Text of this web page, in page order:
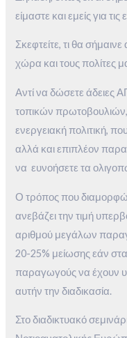
είμαστε και εμείς για
Σκεφτείτε, τι θα
χώρα και τους πολίτες
Αντί να δώσετε άδειες
τοπικών
ενεργειακή πολιτική,
αλλά και επιπλέον
να ευνοήσετε τα
Ο τρόπος που
ανεβάζει την τιμή
αριθμού μεγάλων
20-25% μείωσης εάν
παραγωγούς να έχουν
αυτήν την διαδικασία.
Στο διαδικτυακό